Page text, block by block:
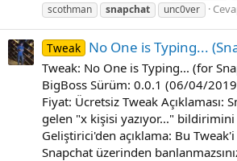
scothman
snapchat unc0ver
Tweak No One is Typing...
Tweak: No One is Typing... (for
BigBoss Sürüm: 0.0.1 (06/04/
Fiyat: Ücretsiz Tweak Açıklaması:
gelen "x kişisi yazıyor..." bildirimini
Geliştirici'den açıklama: Bu
Snapchat üzerinden